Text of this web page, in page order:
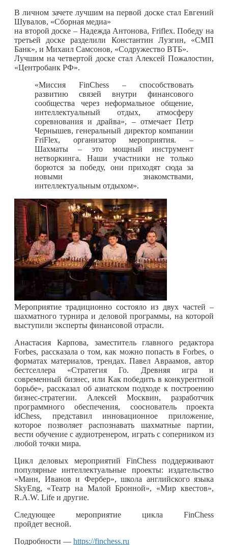
В личном зачете лучшим на первой доске стал Евгений
Шувалов, «Сборная медиа»
на второй доске – Надежда Антонова, Friflex. Победу на
третьей доске разделили Константин Лузгин, «СМП
Банк», и Михаил Самсонов, «Содружество ВТБ».
Лучшим на четвертой доске стал Алексей Пожалостин,
«Центробанк РФ».
«Миссия FinChess – способствовать
развитию связей внутри финансового
сообщества через неформальное общение,
интеллектуальный отдых, атмосферу
соревнования и драйва», – отмечает Петр
Чернышев, генеральный директор компании
FriFlex, организатор мероприятия. –
Шахматы – это мощный инструмент
нетворкинга. Наши участники не только
борются за победу, они приходят сюда за
новыми знакомствами,
интеллектуальным отдыхом».
Мероприятие традиционно состояло из двух частей –
шахматного турнира и деловой программы, на которой
выступили эксперты финансовой отрасли.
Анастасия Карпова, заместитель главного редактора
Forbes, рассказала о том, как можно попасть в Forbes, о
форматах материалов, трендах. Павел Авраамов, автор
бестселлера «Стратегия Го. Древняя игра и
современный бизнес, или Как победить в конкурентной
борьбе», рассказал об азиатском подходе к построению
бизнес-стратегии. Алексей Москвин, разработчик
программного обеспечения, сооснователь проекта
idChess, представил инновационное приложение,
которое позволяет распознавать шахматные партии,
вести обучение с аудиотренером, играть с соперником из
любой точки мира.
Цикл деловых мероприятий FinChess поддерживают
популярные интеллектуальные проекты: издательство
«Манн, Иванов и Фербер», школа английского языка
SkyEng, «Театр на Малой Бронной», «Мир квестов»,
R.A.W. Life и другие.
Следующее мероприятие цикла FinChess
пройдет весной.
Подробности — https://finchess.ru